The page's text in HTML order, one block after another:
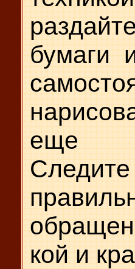
бу­маги
еще
кой и